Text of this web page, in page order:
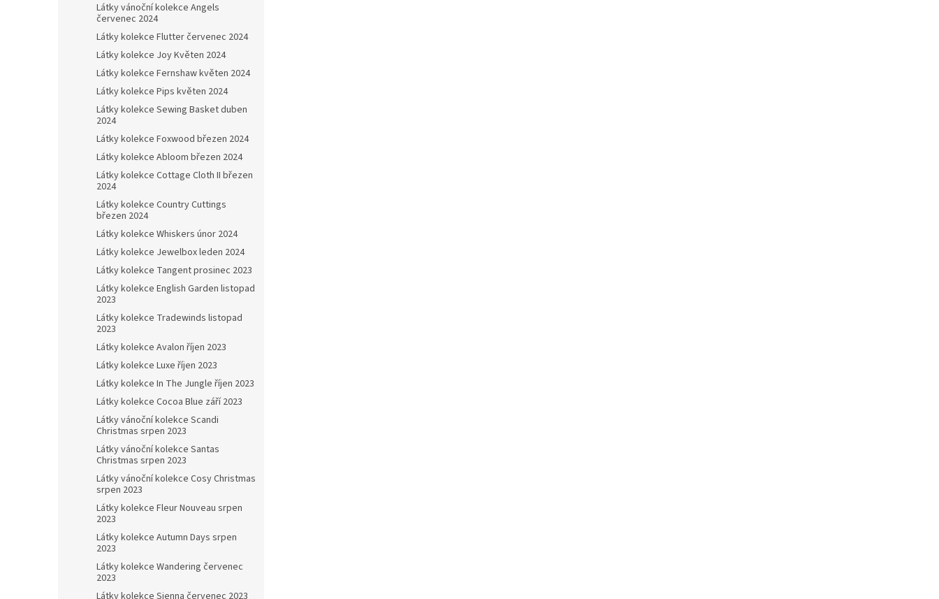
Látky vánoční kolekce Angels
červenec 2024
Látky kolekce Flutter červenec 2024
Látky kolekce Joy Květen 2024
Látky kolekce Fernshaw květen 2024
Látky kolekce Pips květen 2024
Látky kolekce Sewing Basket duben
2024
Látky kolekce Foxwood březen 2024
Látky kolekce Abloom březen 2024
Látky kolekce Cottage Cloth II březen
2024
Látky kolekce Country Cuttings
březen 2024
Látky kolekce Whiskers únor 2024
Látky kolekce Jewelbox leden 2024
Látky kolekce Tangent prosinec 2023
Látky kolekce English Garden listopad
2023
Látky kolekce Tradewinds listopad
2023
Látky kolekce Avalon říjen 2023
Látky kolekce Luxe říjen 2023
Látky kolekce In The Jungle říjen 2023
Látky kolekce Cocoa Blue září 2023
Látky vánoční kolekce Scandi
Christmas srpen 2023
Látky vánoční kolekce Santas
Christmas srpen 2023
Látky vánoční kolekce Cosy Christmas
srpen 2023
Látky kolekce Fleur Nouveau srpen
2023
Látky kolekce Autumn Days srpen
2023
Látky kolekce Wandering červenec
2023
Látky kolekce Sienna červenec 2023